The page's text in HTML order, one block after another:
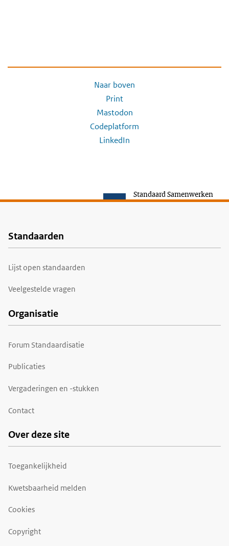
Naar boven
Print
Mastodon
Codeplatform
LinkedIn
Standaard Samenwerken
Voet
Standaarden
Lijst open standaarden
Veelgestelde vragen
Organisatie
Forum Standaardisatie
Publicaties
Vergaderingen en -stukken
Contact
Over deze site
Toegankelijkheid
Kwetsbaarheid melden
Cookies
Copyright